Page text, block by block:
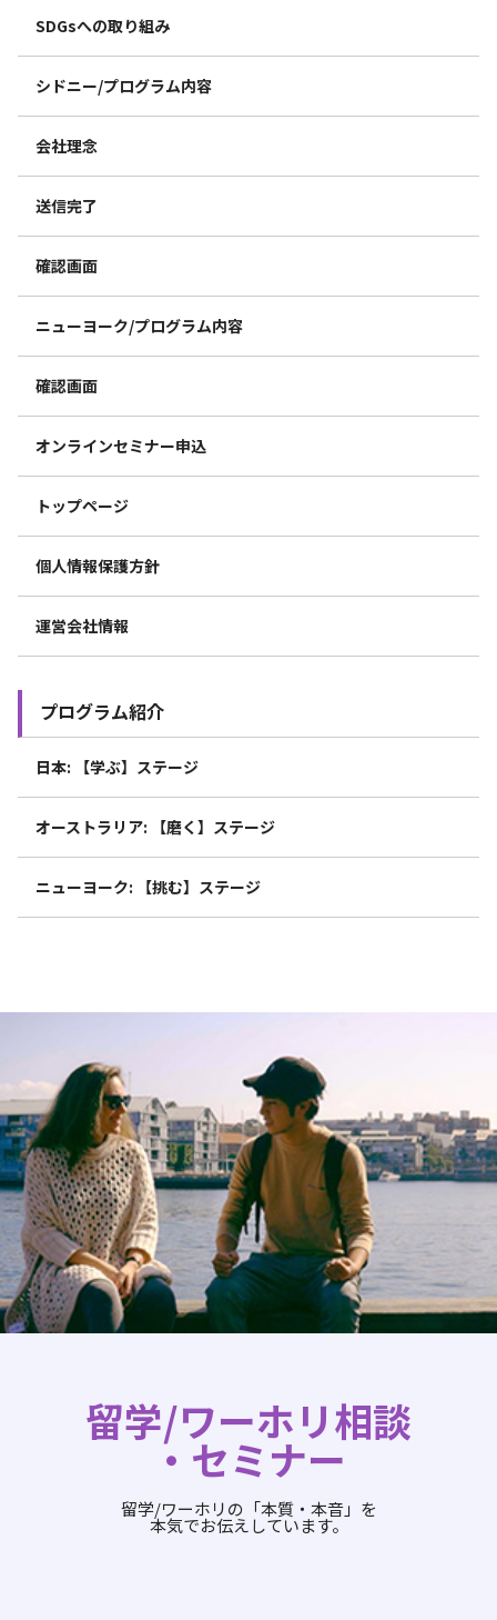
SDGsへの取り組み
シドニー/プログラム内容
会社理念
送信完了
確認画面
ニューヨーク/プログラム内容
確認画面
オンラインセミナー申込
トップページ
個人情報保護方針
運営会社情報
プログラム紹介
日本: 【学ぶ】ステージ
オーストラリア: 【磨く】ステージ
ニューヨーク: 【挑む】ステージ
留学/ワーホリ相談
・セミナー
留学/ワーホリの「本質・本音」を
本気でお伝えしています。